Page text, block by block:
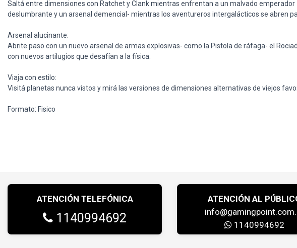
Saltá entre dimensiones con Ratchet y Clank mientras enfrentan a un malvado
deslumbrante y un arsenal demencial- mientras los aventureros intergalácticos se abren
Arsenal alucinante:
Abrite paso con un nuevo arsenal de armas explosivas- como la Pistola de ráfaga- el
con nuevos artilugios que desafían a la física.
Viaja con estilo:
Visitá planetas nunca vistos y mirá las versiones de dimensiones alternativas de viejos
Formato: Fisico
ATENCIÓN TELEFÓNICA
1140994692
ATENCIÓN AL
1140994692